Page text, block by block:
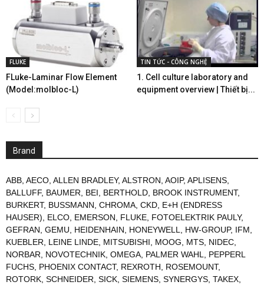
FLUKE
FLuke-Laminar Flow Element
(Model:molbloc-L)
TIN TỨC - CÔNG NGHỆ
1. Cell culture laboratory and
equipment overview | Thiết bị...
Brand
ABB, AECO, ALLEN BRADLEY, ALSTRON, AOIP, APLISENS,
BALLUFF, BAUMER, BEI, BERTHOLD, BROOK INSTRUMENT,
BURKERT, BUSSMANN, CHROMA, CKD, E+H (ENDRESS
HAUSER), ELCO, EMERSON, FLUKE, FOTOELEKTRIK PAULY,
GEFRAN, GEMU, HEIDENHAIN, HONEYWELL, HW-GROUP, IFM,
KUEBLER, LEINE LINDE, MITSUBISHI, MOOG, MTS, NIDEC,
NORBAR, NOVOTECHNIK, OMEGA, PALMER WAHL, PEPPERL
FUCHS, PHOENIX CONTACT, REXROTH, ROSEMOUNT,
ROTORK, SCHNEIDER, SICK, SIEMENS, SYNERGYS, TAKEX,